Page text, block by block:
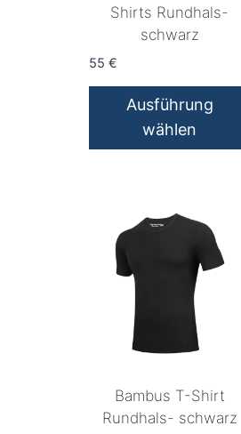
Shirts Rundhals-
schwarz
55€
Ausführung
wählen
mehrere
Varianten
Optionen
können
Produktseite
Bambus T-Shirt
Rundhals- schwarz